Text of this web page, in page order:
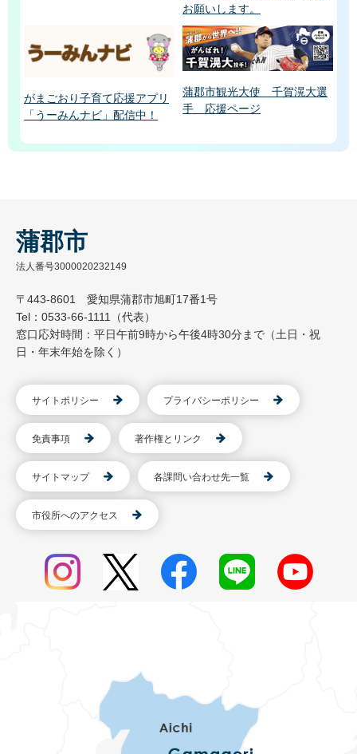
お願いします。
がまごおり子育て応援アプリ
「うーみんナビ」配信中！
蒲郡市観光大使 千賀滉大選
手 応援ページ
蒲郡市
法人番号3000020232149
〒443-8601 愛知県蒲郡市旭町17番1号
Tel：0533-66-1111（代表）
窓口応対時間：平日午前9時から午後4時30分まで（土日・祝
日・年末年始を除く）
サイトポリシー プライバシーポリシー
免責事項 著作権とリンク
サイトマップ 各課問い合わせ先一覧
市役所へのアクセス